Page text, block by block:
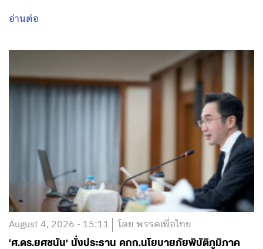
อ่านต่อ
August 4, 2026 - 15:11 โดย พรรคเพื่อไทย
‘ศ.ดร.ยศชนัน’ นั่งประธาน คกก.นโยบายภัยพิบัติภูมิภาค